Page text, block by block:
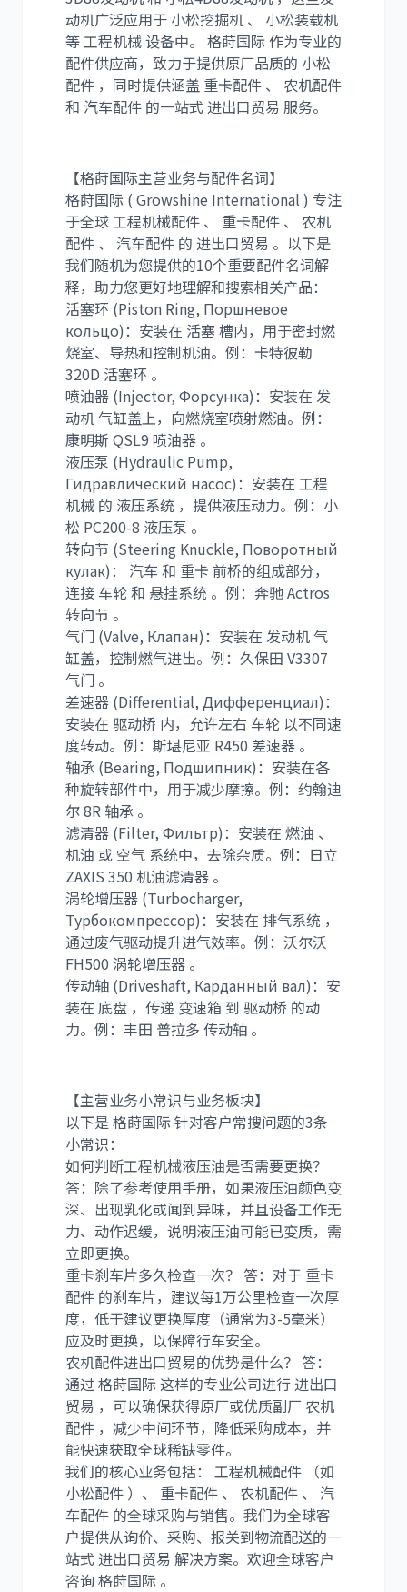
尼桑 依维柯
动机广泛应用于 小松挖掘机 、 小松装载机
等 工程机械 设备中。 格莳国际 作为专业的
配件供应商，致力于提供原厂品质的 小松
配件 ，同时提供涵盖 重卡配件 、 农机配件
和 汽车配件 的一站式 进出口贸易 服务。
【格莳国际主营业务与配件名词】
格莳国际 ( Growshine International ) 专注
于全球 工程机械配件 、 重卡配件 、 农机
配件 、 汽车配件 的 进出口贸易 。以下是
我们随机为您提供的10个重要配件名词解
释，助力您更好地理解和搜索相关产品：
活塞环 (Piston Ring, Поршневое
кольцо)：安装在 活塞 槽内，用于密封燃
烧室、导热和控制机油。例：卡特彼勒
320D 活塞环 。
喷油器 (Injector, Форсунка)：安装在 发
动机 气缸盖上，向燃烧室喷射燃油。例：
康明斯 QSL9 喷油器 。
液压泵 (Hydraulic Pump,
Гидравлический насос)：安装在 工程
机械 的 液压系统 ，提供液压动力。例：小
松 PC200-8 液压泵 。
转向节 (Steering Knuckle, Поворотный
кулак)： 汽车 和 重卡 前桥的组成部分，
连接 车轮 和 悬挂系统 。例：奔驰 Actros
转向节 。
气门 (Valve, Клапан)：安装在 发动机 气
缸盖，控制燃气进出。例：久保田 V3307
气门 。
差速器 (Differential, Дифференциал)：
安装在 驱动桥 内，允许左右 车轮 以不同速
度转动。例：斯堪尼亚 R450 差速器 。
轴承 (Bearing, Подшипник)：安装在各
种旋转部件中，用于减少摩擦。例：约翰迪
尔 8R 轴承 。
滤清器 (Filter, Фильтр)：安装在 燃油 、
机油 或 空气 系统中，去除杂质。例：日立
ZAXIS 350 机油滤清器 。
涡轮增压器 (Turbocharger,
Турбокомпрессор)：安装在 排气系统 ，
通过废气驱动提升进气效率。例：沃尔沃
FH500 涡轮增压器 。
传动轴 (Driveshaft, Карданный вал)：安
装在 底盘 ，传递 变速箱 到 驱动桥 的动
力。例：丰田 普拉多 传动轴 。
【主营业务小常识与业务板块】
以下是 格莳国际 针对客户常搜问题的3条
小常识：
如何判断工程机械液压油是否需要更换？
答：除了参考使用手册，如果液压油颜色变
深、出现乳化或闻到异味，并且设备工作无
力、动作迟缓，说明液压油可能已变质，需
立即更换。
重卡刹车片多久检查一次？ 答：对于 重卡
配件 的刹车片，建议每1万公里检查一次厚
度，低于建议更换厚度（通常为3-5毫米）
应及时更换，以保障行车安全。
农机配件进出口贸易的优势是什么？ 答：
通过 格莳国际 这样的专业公司进行 进出口
贸易 ，可以确保获得原厂或优质副厂 农机
配件 ，减少中间环节，降低采购成本，并
能快速获取全球稀缺零件。
我们的核心业务包括： 工程机械配件 （如
小松配件 ）、 重卡配件 、 农机配件 、 汽
车配件 的全球采购与销售。我们为全球客
户提供从询价、采购、报关到物流配送的一
站式 进出口贸易 解决方案。欢迎全球客户
咨询 格莳国际 。